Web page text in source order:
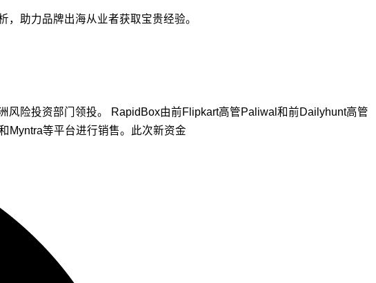
助力品牌出海从业者获取宝贵经验。
险投资部门领投。 RapidBox由前Flipkart高管Paliwal和前Dailyhunt高管
Myntra等平台进行销售。此次新资金